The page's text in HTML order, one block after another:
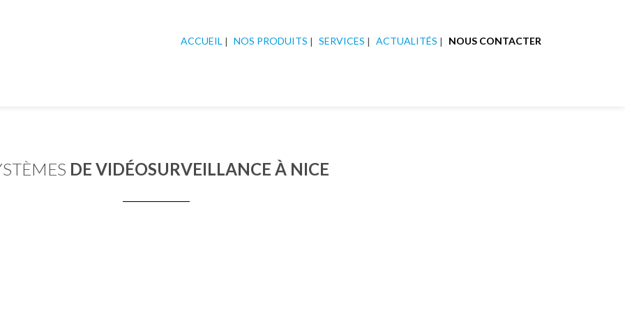
ACCUEIL NOS PRODUITS SERVICES ACTUALITÉS NOUS CONTACTER
DE VIDÉOSURVEILLANCE À NICE